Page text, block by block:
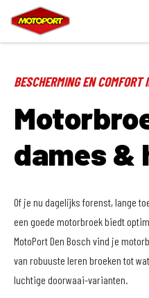
BESCHERMING EN COMFORT
dames &
Of je nu dagelijks forenst, lange
een goede motorbroek biedt
MotoPort Den Bosch vind je
van robuuste leren broeken tot
luchtige doorwaai-varianten.